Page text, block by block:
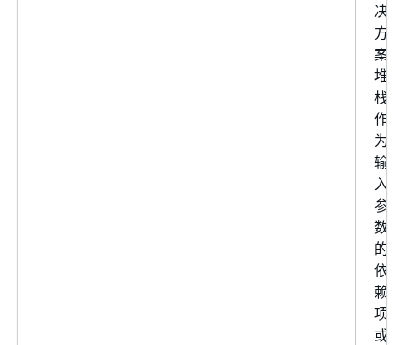
决
方
案
堆
栈
作
为
输
入
参
数
的
依
赖
项
或